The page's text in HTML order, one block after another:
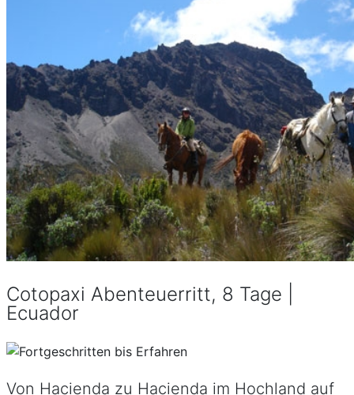
Cotopaxi Abenteuerritt, 8 Tage |
Ecuador
Von Hacienda zu Hacienda im Hochland auf